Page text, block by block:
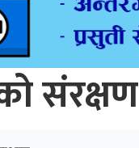
संरक्षण